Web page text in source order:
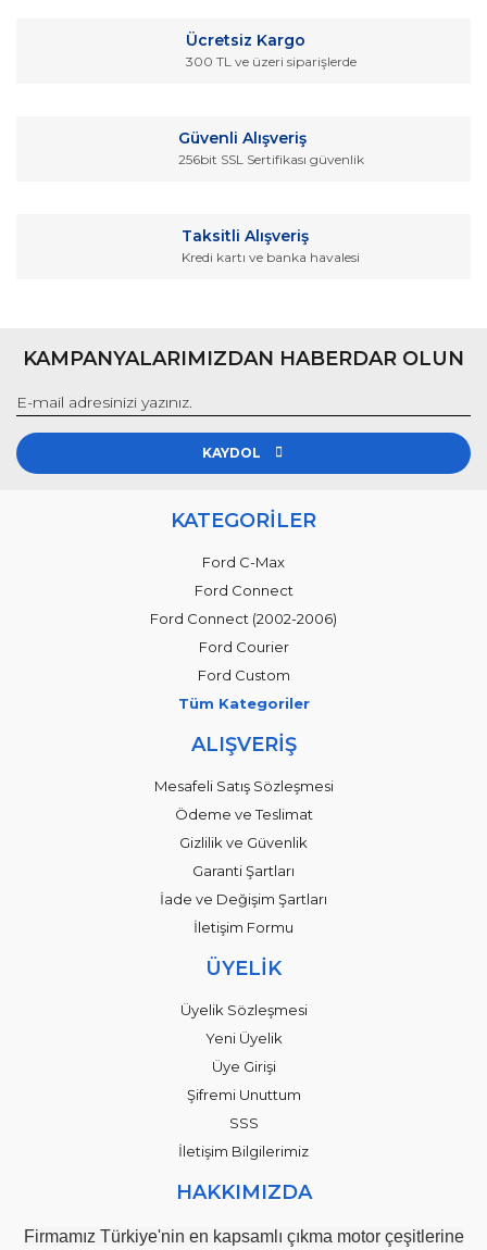
Ürün fiyatı diğer sitelerden daha pahalı.
Ücretsiz Kargo
300 TL ve üzeri siparişlerde
Güvenli Alışveriş
256bit SSL Sertifikası güvenlik
Taksitli Alışveriş
Kredi kartı ve banka havalesi
KAMPANYALARIMIZDAN HABERDAR OLUN
KAYDOL
KATEGORİLER
Ford C-Max
Ford Connect
Ford Connect (2002-2006)
Ford Courier
Ford Custom
Tüm Kategoriler
ALIŞVERİŞ
Mesafeli Satış Sözleşmesi
Ödeme ve Teslimat
Gizlilik ve Güvenlik
Garanti Şartları
İade ve Değişim Şartları
İletişim Formu
ÜYELİK
Üyelik Sözleşmesi
Yeni Üyelik
Üye Girişi
Şifremi Unuttum
SSS
İletişim Bilgilerimiz
HAKKIMIZDA
Firmamız Türkiye'nin en kapsamlı çıkma motor çeşitlerine